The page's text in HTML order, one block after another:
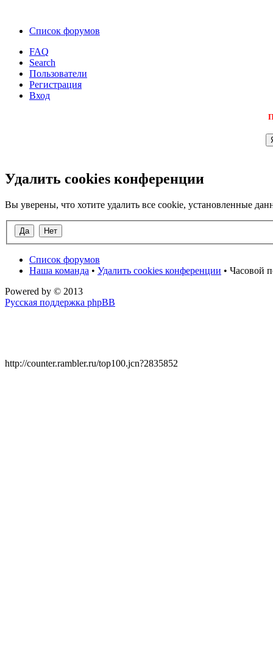
Список форумов
FAQ
Search
Пользователи
Регистрация
Вход
Удалить cookies конференции
Вы уверены, что хотите удалить все cookie, установленные
Список форумов
Наша команда • Удалить cookies конференции • Часовой
Powered by © 2013
Русская поддержка phpBB
http://counter.rambler.ru/top100.jcn?2835852